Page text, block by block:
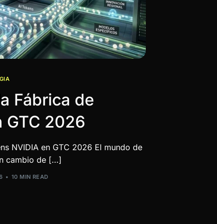
Fábrica de
GTC 2026
NVIDIA en GTC 2026 El mundo de
cambio de […]
10 MIN READ